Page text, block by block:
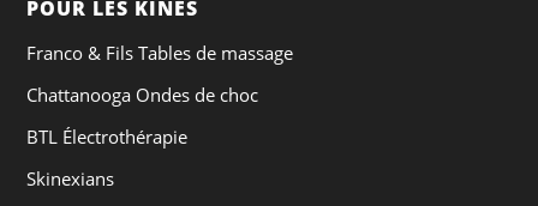
POUR LES KINÉS
Franco & Fils Tables de massage
Chattanooga Ondes de choc
BTL Électrothérapie
Skinexians